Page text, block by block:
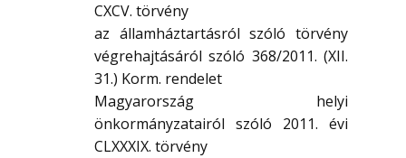
CXCV. törvény
az államháztartásról szóló törvény
végrehajtásáról szóló 368/2011. (XII.
31.) Korm. rendelet
Magyarország helyi
önkormányzatairól szóló 2011. évi
CLXXXIX. törvény